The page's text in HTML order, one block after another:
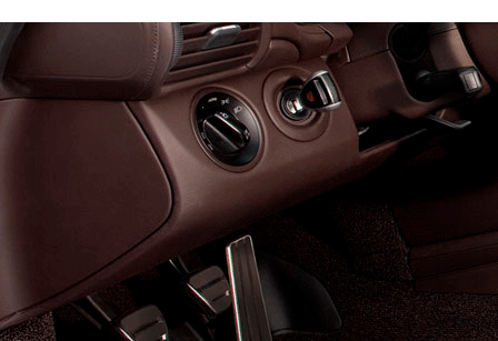
Каталог ковриков для
Автоковрики для
Варианты:Обычный, X и
и рестайлинг
Салон